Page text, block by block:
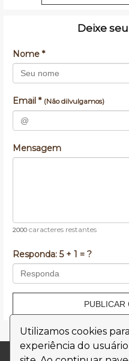
Utilizamos cookies
experiência do
Deixe
Nome *
Email * (Não dilvulgamos)
Mensagem
2000caracteres restantes
Responda: 5 + 1 = ?
PUBLICAR
Contato